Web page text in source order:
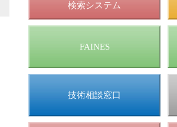
検索システム
FAINES
技術相談窓口